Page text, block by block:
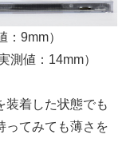
：9mm）
測値：14mm）
装着した状態でも
ってみても薄さを